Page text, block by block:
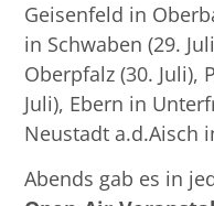
Geisenfeld in
in Schwaben (29.
Oberpfalz (30. Juli),
Juli), Ebern in
Neustadt a.d.Aisch
Abends gab es in